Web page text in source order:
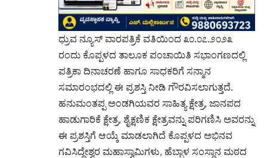
ಧ್ರುವ ನ್ಯೂಸ್ ವಾರಪತ್ರಿಕೆ ವತಿಯಿಂದ ೩೦.೦೭.೨೦೨೩
ರಂದು ಕೊಪ್ಪಳದ ತಾಲೂಕ ಪಂಚಾಯಿತಿ ಸಭಾಂಗಣದಲ್ಲಿ
ಪತ್ರಿಕಾ ದಿನಾಚರಣೆ ಹಾಗೂ ಸಾಧಕರಿಗೆ ಸನ್ಮಾನ
ಸಮಾರಂಭದಲ್ಲಿ ಈ ಪ್ರಶಸ್ತಿ ನೀಡಿ ಗೌರವಿಸಲಾಗುತ್ತದೆ.
ಹನುಮಂತಪ್ಪ ಅಂಡಗಿಯವರ ಸಾಹಿತ್ಯ ಕ್ಷೇತ್ರ, ಜಾನಪದ
ಹಾಡುಗಾರಿಕೆ ಕ್ಷೇತ್ರ, ಶೈಕ್ಷಣಿಕ ಕ್ಷೇತ್ರವನ್ನು ಪರಿಗಣಿಸಿ ಅವರನ್ನು
ಈ ಪ್ರಶಸ್ತಿಗೆ ಆಯ್ಕೆ ಮಾಡಲಾಗಿದೆ ಕೊಪ್ಪಳದ ಅಭಿನವ
ಗವಿಸಿದ್ದೇಶ್ವರ ಮಹಾಸ್ವಾಮಿಗಳು, ಹೆಬ್ಬಾಳ ಸಂಸ್ಥಾನ ಮಠದ